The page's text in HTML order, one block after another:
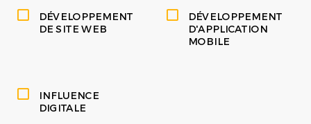
DÉVELOPPEMENT
DE SITE WEB
DÉVELOPPEMENT
D'APPLICATION
MOBILE
INFLUENCE
DIGITALE